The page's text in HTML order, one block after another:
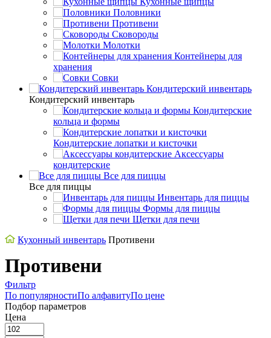
Половники
Противени
Сковороды
Молотки
Контейнеры для
хранения
Совки
Кондитерский инвентарь
Кондитерский инвентарь
Кондитерские
кольца и формы
Кондитерские лопатки и кисточки
Аксессуары
кондитерские
Все для пиццы
Все для пиццы
Инвентарь для пиццы
Формы для пиццы
Щетки для печи
Кухонный инвентарь Противени
Противени
Фильтр
По популярностиПо алфавитуПо цене
Подбор параметров
Цена